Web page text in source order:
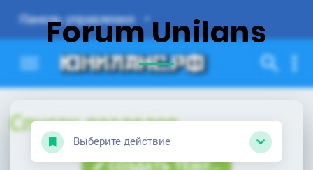
Forum Unilans
Выберите действие